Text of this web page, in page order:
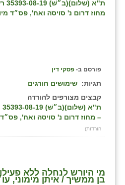
מחוז דרום נ' סויסה ואח', פס״ד מיום 25/
פורסם ב- פסקי דין
תגיות: שימושים חורגים
קבצים מצורפים להורדה
– מחוז דרום נ' סויסה ואח', פס״ד מיום
הורדות)
מי היורש לנחלה ללא
בן ממשיך / איתן מימוני,